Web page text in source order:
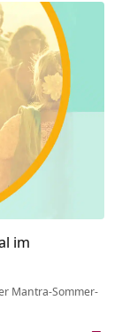
im
Mantra-Sommer-